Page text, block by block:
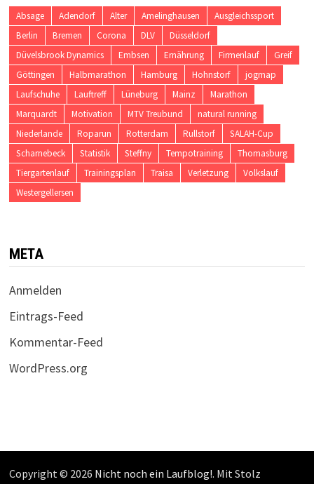
Absage Adendorf Alter Amelinghausen
Ausgleichssport
Berlin
Bremen Corona DLV
Düsseldorf
Düvelsbrook Dynamics
Embsen Ernährung Firmenlauf
Greif
Göttingen
Halbmarathon Hamburg Hohnstorf
jogmap
Laufschuhe
Lauftreff Lüneburg Mainz
Marathon
Marquardt
Motivation MTV Treubund
natural running
Niederlande
Roparun Rotterdam Rullstorf
SALAH-Cup
Scharnebeck
Statistik Steffny Tempotraining
Thomasburg
Tiergartenlauf
Trainingsplan Traisa Verletzung
Volkslauf
Westergellersen
META
Anmelden
Eintrags-Feed
Kommentar-Feed
WordPress.org
Copyright © 2026 Nicht noch ein Laufblog!. Mit Stolz